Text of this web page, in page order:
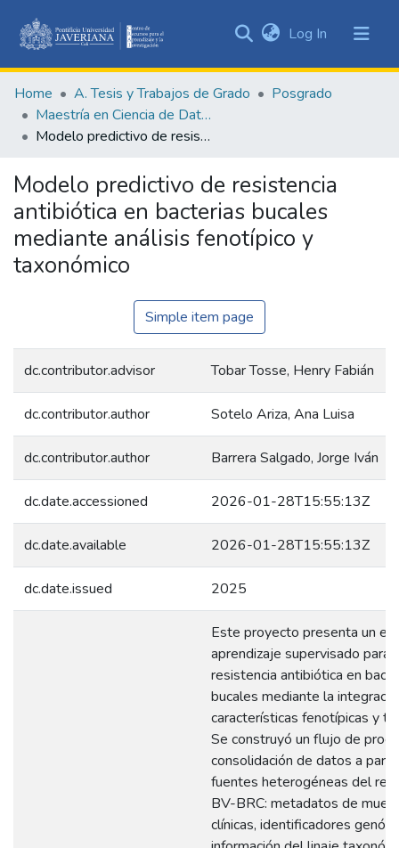
&
Collections
All of DSpace
Statistics
Log In (current)
Home A. Tesis y Trabajos de Grado
Posgrado
Maestría en Ciencia de Datos
Modelo predictivo de resistencia antibiótica en bacterias bucales mediante análisis fenotípico y taxonómico
Modelo predictivo de resistencia
antibiótica en bacterias bucales
mediante análisis fenotípico y
taxonómico
Simple item page
dc.contributor.advisor Tobar Tosse, Henry Fabián
dc.contributor.author Sotelo Ariza, Ana Luisa
dc.contributor.author Barrera Salgado, Jorge Iván
dc.date.accessioned 2026-01-28T15:55:13Z
dc.date.available 2026-01-28T15:55:13Z
dc.date.issued 2025
Este proyecto presenta un
aprendizaje supervisado para
resistencia antibiótica en
bucales mediante la
características fenotípicas y
Se construyó un flujo de
consolidación de datos a
fuentes heterogéneas del
BV-BRC: metadatos de
clínicas, identificadores